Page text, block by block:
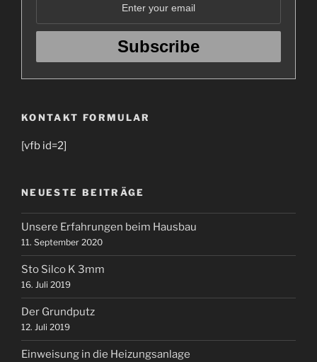
KONTAKT FORMULAR
[vfb id=2]
NEUESTE BEITRÄGE
Unsere Erfahrungen beim Hausbau
11. September 2020
Sto Silco K 3mm
16. Juli 2019
Der Grundputz
12. Juli 2019
Einweisung in die Heizungsanlage